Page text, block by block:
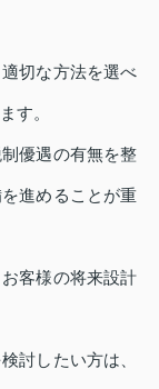
切な方法を選べ
す。
優遇の有無を整
進めることが重
客様の将来設計
討したい方は、